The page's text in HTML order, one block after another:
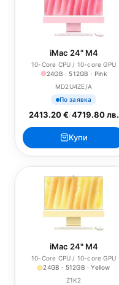
iMac 24" M4
10-Core CPU / 10-core GPU
24GB · 512GB · Pink
MD2U4ZE/A
По заявка
2413.20 €/4719.80 лв.
Купи
iMac 24" M4
10-Core CPU / 10-core GPU
24GB · 512GB · Yellow
Z1K2